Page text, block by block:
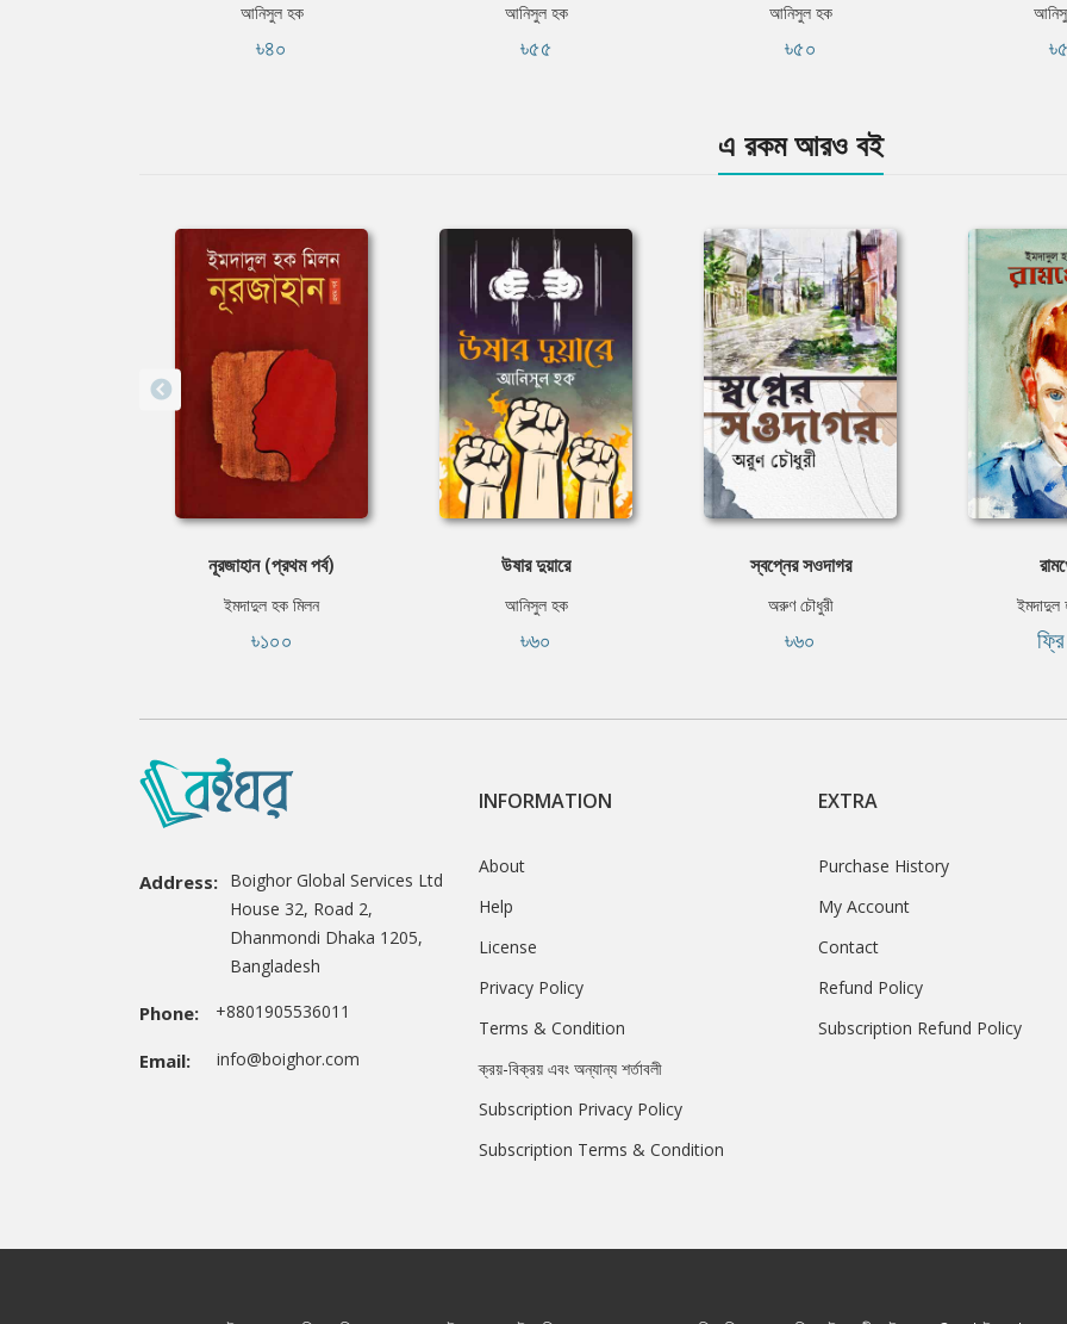
আনিসুল হক
৳৪০
আনিসুল হক
৳৫৫
আনিসুল হক
৳৫০
এ রকম আরও বই
নূরজাহান (প্রথম পর্ব)
ইমদাদুল হক মিলন
৳১০০
উষার দুয়ারে
আনিসুল হক
৳৬০
স্বপ্নের সওদাগর
অরুণ চৌধুরী
৳৬০
ইমদাদুল
Address: Boighor Global Services Ltd
House 32, Road 2,
Dhanmondi Dhaka 1205,
Bangladesh
Phone: +8801905536011
Email: info@boighor.com
INFORMATION
About
Help
License
Privacy Policy
Terms & Condition
ক্রয়-বিক্রয় এবং অন্যান্য শর্তাবলী
Subscription Privacy Policy
Subscription Terms & Condition
EXTRA
Purchase History
My Account
Contact
Refund Policy
Subscription Refund Policy